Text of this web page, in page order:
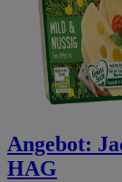
Angebot:
HAG